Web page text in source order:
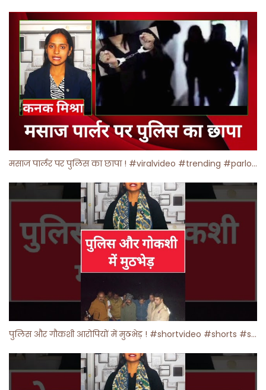
मसाज पार्लर पर पुलिस का छापा ! #viralvideo #trending #parlour
पुलिस और गौकशी आरोपियों में मुठभेड़ ! #shortvideo #shorts #shortsfeed